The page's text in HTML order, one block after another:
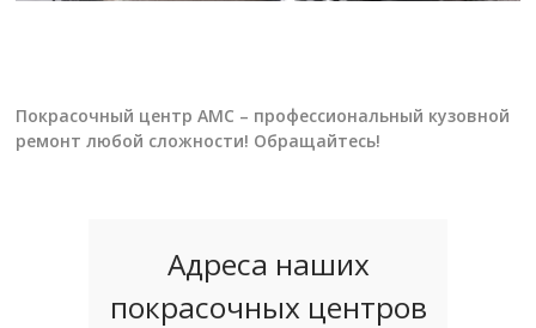
Покрасочный центр АМС – профессиональный кузовной
ремонт любой сложности! Обращайтесь!
Адреса наших
покрасочных центров